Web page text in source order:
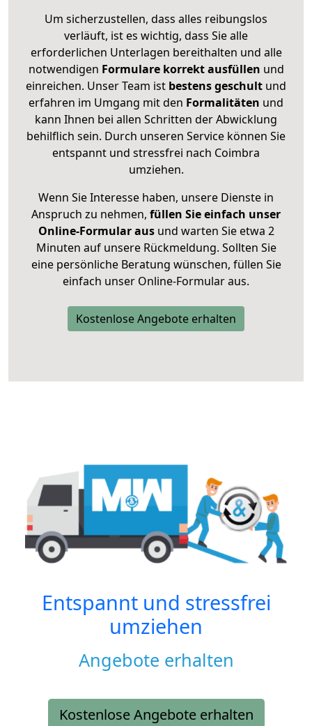
Um sicherzustellen, dass alles reibungslos
verläuft, ist es wichtig, dass Sie alle
erforderlichen Unterlagen bereithalten und alle
notwendigen Formulare korrekt ausfüllen und
einreichen. Unser Team ist bestens geschult und
erfahren im Umgang mit den Formalitäten und
kann Ihnen bei allen Schritten der Abwicklung
behilflich sein. Durch unseren Service können Sie
entspannt und stressfrei nach Coimbra
umziehen.
Wenn Sie Interesse haben, unsere Dienste in
Anspruch zu nehmen, füllen Sie einfach unser
Online-Formular ausund warten Sie etwa 2
Minuten auf unsere Rückmeldung. Sollten Sie
eine persönliche Beratung wünschen, füllen Sie
einfach unser Online-Formular aus.
Kostenlose Angebote erhalten
Entspannt und stressfrei
umziehen
Angebote erhalten
Kostenlose Angebote erhalten